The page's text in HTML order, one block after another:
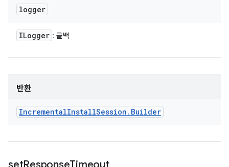
logger
ILogger : 콜백
반환
IncrementalInstallSession . Builder